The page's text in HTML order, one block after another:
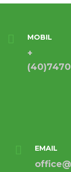
MOBIL
+
EMAIL